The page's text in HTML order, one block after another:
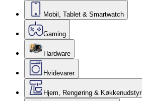
Mobil, Tablet & Smartwatch
Gaming
Hardware
Hvidevarer
Hjem, Rengøring & Køkkenudstyr